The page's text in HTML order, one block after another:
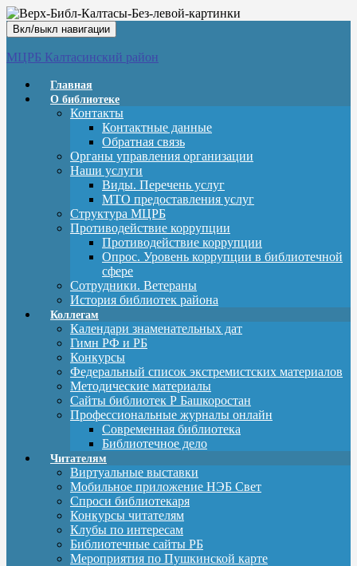
Вкл/выкл навигации
МЦРБ Калтасинский район
Главная
О библиотеке
Контакты
Контактные данные
Обратная связь
Органы управления организации
Наши услуги
Виды. Перечень услуг
МТО предоставления услуг
Структура МЦРБ
Противодействие коррупции
Противодействие коррупции
Опрос. Уровень коррупции в библиотечной
сфере
Сотрудники. Ветераны
История библиотек района
Коллегам
Календари знаменательных дат
Гимн РФ и РБ
Конкурсы
Федеральный список экстремистских материалов
Методические материалы
Сайты библиотек Р Башкоростан
Профессиональные журналы онлайн
Современная библиотека
Библиотечное дело
Читателям
Виртуальные выставки
Мобильное приложение НЭБ Свет
Спроси библиотекаря
Конкурсы читателям
Клубы по интересам
Библиотечные сайты РБ
Мероприятия по Пушкинской карте